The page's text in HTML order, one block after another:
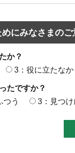
にみなさまの
か？
3：役に立たなか
たですか？
つう 3：見つ